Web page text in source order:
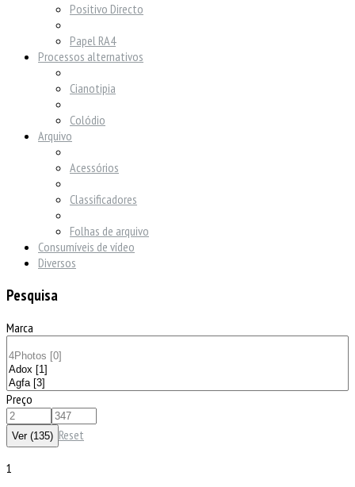
Positivo Directo
Papel RA4
Processos alternativos
Cianotipia
Colódio
Arquivo
Acessórios
Classificadores
Folhas de arquivo
Consumíveis de vídeo
Diversos
Pesquisa
Marca
Preço
Reset
1